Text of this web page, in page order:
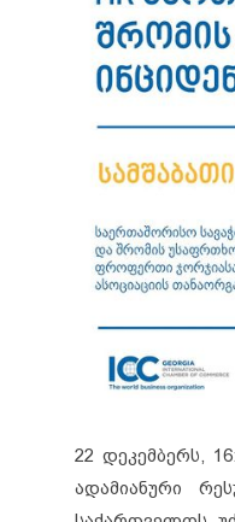
22 დეკემბერს,
ადამიანური